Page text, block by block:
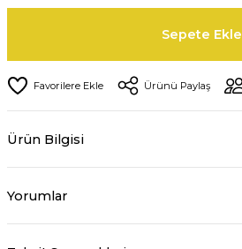
Sepete Ekle
Ürünü Paylaş
Ürün Bilgisi
Yorumlar